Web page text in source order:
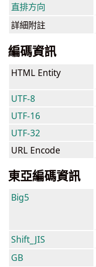
直排方向
詳細附註
編碼資訊
HTML Entity
UTF-8
UTF-16
UTF-32
URL Encode
東亞編碼資訊
Big5
Shift_JIS
GB